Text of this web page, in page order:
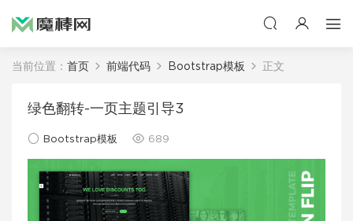
当前位置： 首页 前端代码 Bootstrap模板 正文
绿色翻转-一页主题引导3
Bootstrap模板 689